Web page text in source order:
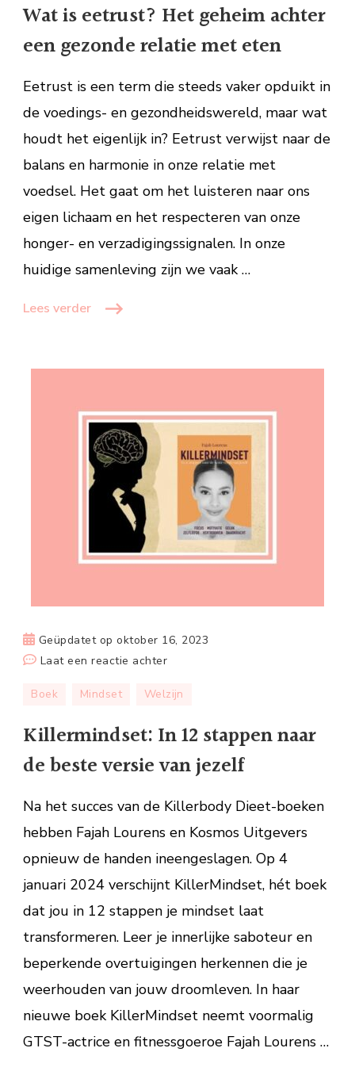
Het
geheim
een
gezonde
met
eten
Wat is eetrust? Het geheim achter
een gezonde relatie met eten
Eetrust is een term die steeds vaker opduikt in
de voedings- en gezondheidswereld, maar wat
houdt het eigenlijk in? Eetrust verwijst naar de
balans en harmonie in onze relatie met
voedsel. Het gaat om het luisteren naar ons
eigen lichaam en het respecteren van onze
honger- en verzadigingssignalen. In onze
huidige samenleving zijn we vaak …
Lees verder
Geüpdatet opoktober 16, 2023
Laat een reactie achterop
In
stappen
naar
beste
versie
jezelf
Boek Mindset Welzijn
Killermindset: In 12 stappen naar
de beste versie van jezelf
Na het succes van de Killerbody Dieet-boeken
hebben Fajah Lourens en Kosmos Uitgevers
opnieuw de handen ineengeslagen. Op 4
januari 2024 verschijnt KillerMindset, hét boek
dat jou in 12 stappen je mindset laat
transformeren. Leer je innerlijke saboteur en
beperkende overtuigingen herkennen die je
weerhouden van jouw droomleven. In haar
nieuwe boek KillerMindset neemt voormalig
GTST-actrice en fitnessgoeroe Fajah Lourens …